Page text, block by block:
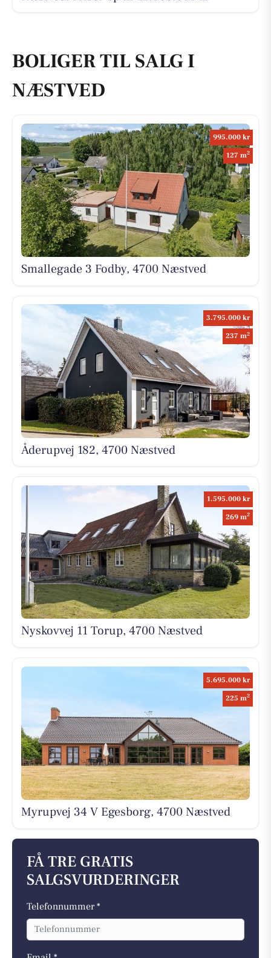
BOLIGER TIL SALG I
NÆSTVED
995.000 kr
127 m2
Smallegade 3 Fodby, 4700 Næstved
3.795.000 kr
237 m2
Åderupvej 182, 4700 Næstved
1.595.000 kr
269 m2
Nyskovvej 11 Torup, 4700 Næstved
5.695.000 kr
225 m2
Myrupvej 34 V Egesborg, 4700 Næstved
FÅ TRE GRATIS
SALGSVURDERINGER
Telefonnummer *